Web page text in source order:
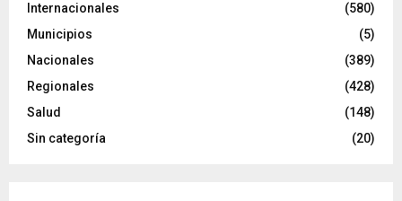
Internacionales
(580)
Municipios
(5)
Nacionales
(389)
Regionales
(428)
Salud
(148)
Sin categoría
(20)